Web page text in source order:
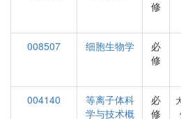
修
008507
细胞生物学
必
修
004140
等离子体科
学与技术概
必
修